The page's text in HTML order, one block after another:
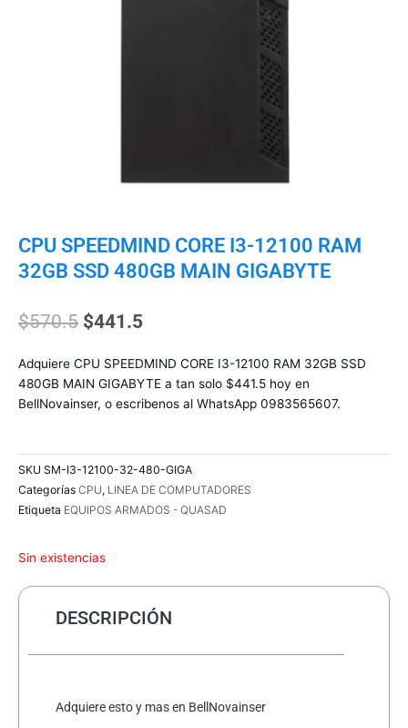
CPU SPEEDMIND CORE I3-12100 RAM
32GB SSD 480GB MAIN GIGABYTE
$570.5 El
original
era:
$570.5.
$441.5El
actual
es:
$441.5.
Adquiere CPU SPEEDMIND CORE I3-12100 RAM 32GB SSD
480GB MAIN GIGABYTE a tan solo $441.5 hoy en
BellNovainser, o escribenos al WhatsApp 0983565607.
SKU SM-I3-12100-32-480-GIGA
Categorías CPU, LINEA DE COMPUTADORES
Etiqueta EQUIPOS ARMADOS - QUASAD
Sin existencias
DESCRIPCIÓN
Adquiere esto y mas en BellNovainser